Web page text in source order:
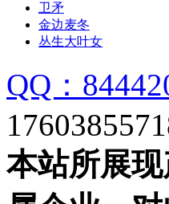
卫矛
金边麦冬
丛生大叶女
QQ：
本站所展